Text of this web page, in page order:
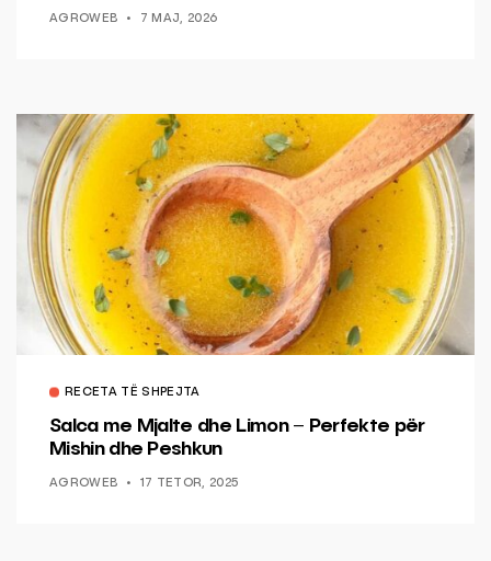
AGROWEB 7 MAJ, 2026
RECETA TË SHPEJTA
Salca me Mjalte dhe Limon – Perfekte për
Mishin dhe Peshkun
AGROWEB 17 TETOR, 2025